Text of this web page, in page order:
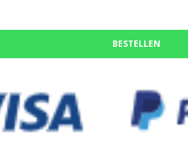
BESTELLEN